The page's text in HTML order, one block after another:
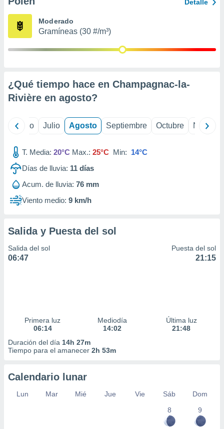
publicidad
1199
Detalle
Moderado
Gramíneas (30 #/m³)
¿Qué tiempo hace en Champagnac-la-
Rivière en agosto?
Junio Julio Agosto Septiembre Octubre
T. Media: 20°C Max.: 25°C Min: 14°C
Días de lluvia: 11 días
Acum. de lluvia: 76 mm
Viento medio: 9 km/h
Salida y Puesta del sol
Salida del sol
06:47
Puesta del sol
21:15
Primera luz
06:14
Mediodía
14:02
Última luz
21:48
Duración del día 14h 27m
Tiempo para el amanecer 2h 53m
Calendario lunar
Lun Mar Mié Jue Vie Sáb
Dom
8
9